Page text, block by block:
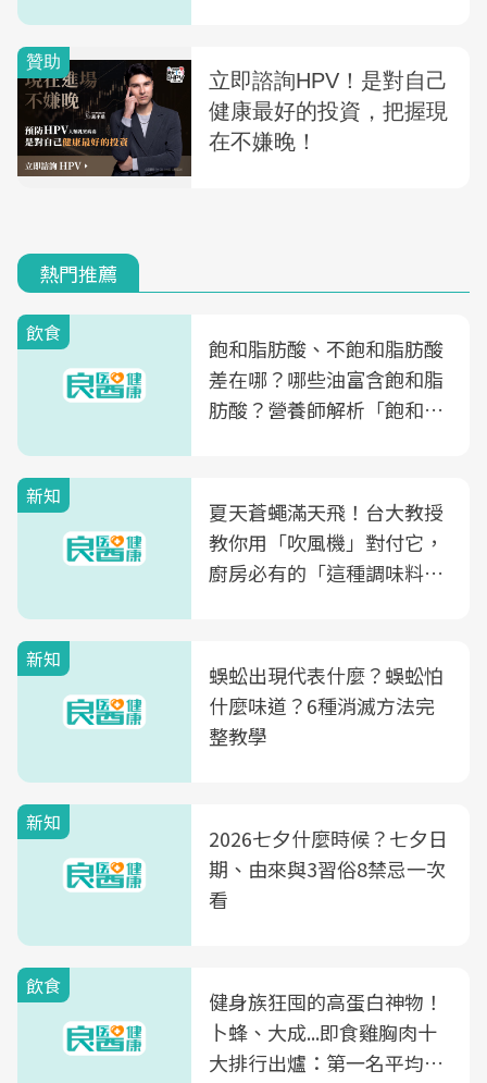
熱門推薦
飲食
飽和脂肪酸、不飽和脂肪酸
差在哪？哪些油富含飽和脂
肪酸？營養師解析「飽和脂
新知
夏天蒼蠅滿天飛！台大教授
教你用「吹風機」對付它，
廚房必有的「這種調味料」
新知
蜈蚣出現代表什麼？蜈蚣怕
什麼味道？6種消滅方法完
整教學
新知
2026七夕什麼時候？七夕日
期、由來與3習俗8禁忌一次
看
飲食
健身族狂囤的高蛋白神物！
卜蜂、大成...即食雞胸肉十
大排行出爐：第一名平均一